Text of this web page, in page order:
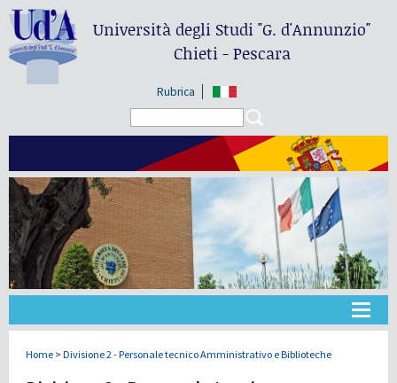
Università degli Studi"G. d'Annunzio"
Chieti - Pescara
Rubrica
Universidad
Home> Divisione 2 - Personale tecnico Amministrativo e Biblioteche